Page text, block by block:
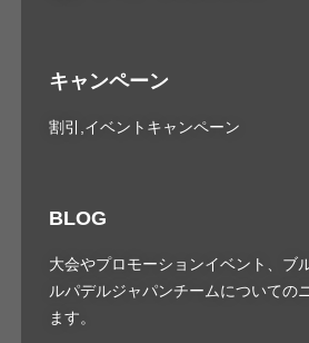
キャンペーン
割引,イベントキャンペーン
BLOG
大会やプロモーションイベント、ブ
ルパデルジャパンチームについての
ます。